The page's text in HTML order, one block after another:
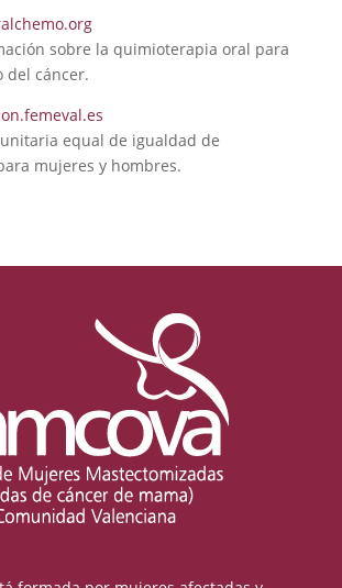
sobre la quimioterapia oral para
del cáncer.
equal de igualdad de
mujeres y hombres.